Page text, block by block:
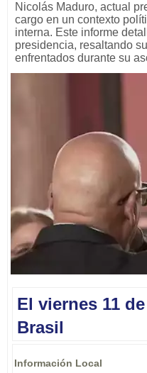
Nicolás Maduro, actual
cargo en un contexto
interna. Este informe
presidencia, resaltando
enfrentados durante su
El viernes 11
Brasil
Información Local